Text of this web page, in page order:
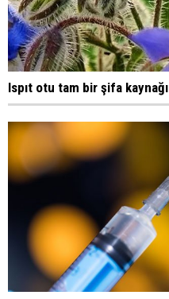
Ispıt otu tam bir şifa kaynağı